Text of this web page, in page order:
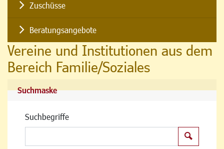
Zuschüsse
Beratungsangebote
Vereine und Institutionen aus dem
Bereich Familie/Soziales
Suchmaske
Suchbegriffe